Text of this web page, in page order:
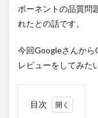
ポーネントの品質問
れたとの話です。
今回Googleさんから
レビューをしてみた
目次